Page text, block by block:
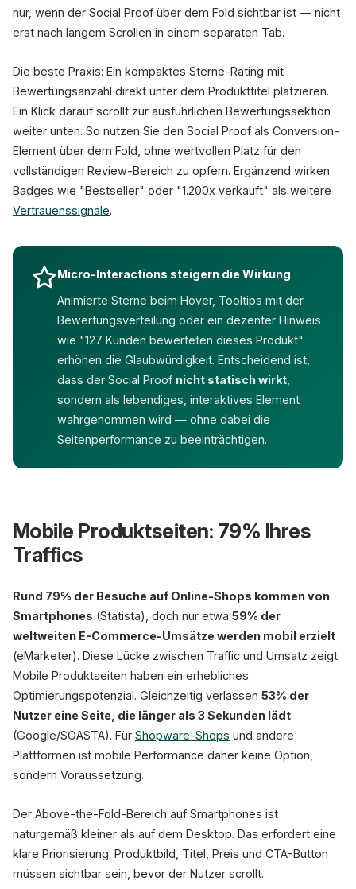
nur, wenn der Social Proof über dem Fold sichtbar ist — nicht
erst nach langem Scrollen in einem separaten Tab.
Die beste Praxis: Ein kompaktes Sterne-Rating mit
Bewertungsanzahl direkt unter dem Produkttitel platzieren.
Ein Klick darauf scrollt zur ausführlichen Bewertungssektion
weiter unten. So nutzen Sie den Social Proof als Conversion-
Element über dem Fold, ohne wertvollen Platz für den
vollständigen Review-Bereich zu opfern. Ergänzend wirken
Badges wie "Bestseller" oder "1.200x verkauft" als weitere
Vertrauenssignale.
Micro-Interactions steigern die Wirkung
Animierte Sterne beim Hover, Tooltips mit der
Bewertungsverteilung oder ein dezenter Hinweis
wie "127 Kunden bewerteten dieses Produkt"
erhöhen die Glaubwürdigkeit. Entscheidend ist,
dass der Social Proof nicht statisch wirkt
sondern als lebendiges, interaktives Element
wahrgenommen wird — ohne dabei die
Seitenperformance zu beeinträchtigen.
Mobile Produktseiten: 79% Ihres
Traffics
Rund 79% der Besuche auf Online-Shops kommen von
Smartphones (Statista), doch nur etwa 59% der
weltweiten E-Commerce-Umsätze werden mobil erzielt
(eMarketer). Diese Lücke zwischen Traffic und Umsatz zeigt:
Mobile Produktseiten haben ein erhebliches
Optimierungspotenzial. Gleichzeitig verlassen 53% der
Nutzer eine Seite, die länger als 3 Sekunden lädt
(Google/SOASTA). Für Shopware-Shops und andere
Plattformen ist mobile Performance daher keine Option,
sondern Voraussetzung.
Der Above-the-Fold-Bereich auf Smartphones ist
naturgemäß kleiner als auf dem Desktop. Das erfordert eine
klare Priorisierung: Produktbild, Titel, Preis und CTA-Button
müssen sichtbar sein, bevor der Nutzer scrollt.